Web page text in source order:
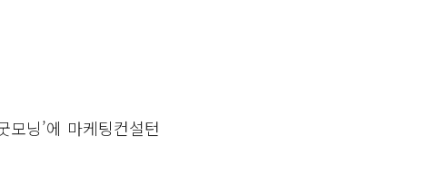
닝’에 마케팅컨설턴